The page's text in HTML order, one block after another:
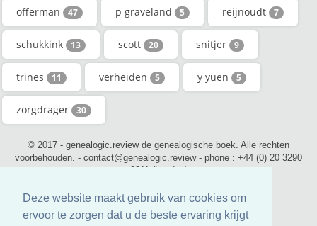
Deze website maakt gebruik van cookies om
ervoor te zorgen dat u de beste ervaring krijgt
offerman 47 p graveland 5 reijnoudt 7
schukkink 13 scott 20 snitjer 9
trines 11 verheiden 5 y yuen 5
zorgdrager 30
© 2017 - genealogic.review de genealogische boek. Alle rechten
voorbehouden. - contact@genealogic.review - phone : +44 (0) 20 3290
0211 (London)